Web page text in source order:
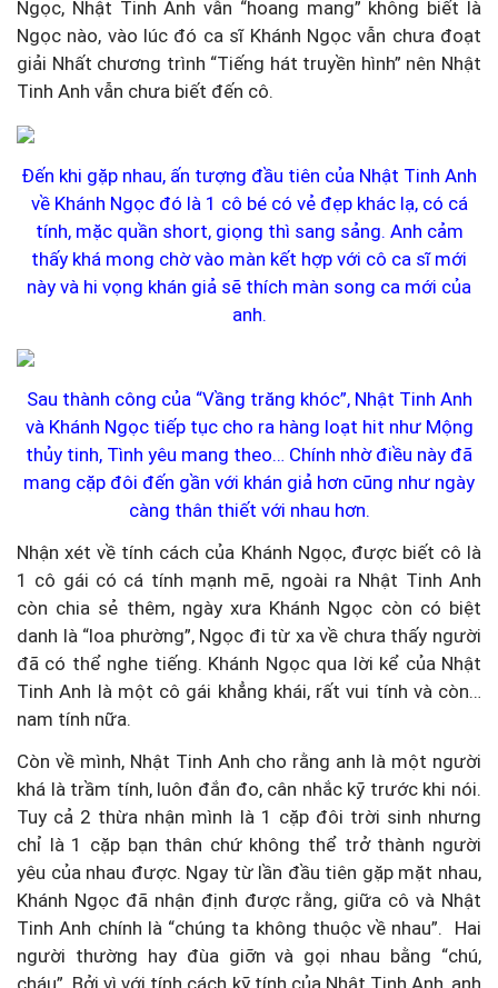
Ngọc, Nhật Tinh Anh vẫn “hoang mang” không biết là
Ngọc nào, vào lúc đó ca sĩ Khánh Ngọc vẫn chưa đoạt
giải Nhất chương trình “Tiếng hát truyền hình” nên Nhật
Tinh Anh vẫn chưa biết đến cô.
Đến khi gặp nhau, ấn tượng đầu tiên của Nhật Tinh Anh
về Khánh Ngọc đó là 1 cô bé có vẻ đẹp khác lạ, có cá
tính, mặc quần short, giọng thì sang sảng. Anh cảm
thấy khá mong chờ vào màn kết hợp với cô ca sĩ mới
này và hi vọng khán giả sẽ thích màn song ca mới của
anh.
Sau thành công của “Vầng trăng khóc”, Nhật Tinh Anh
và Khánh Ngọc tiếp tục cho ra hàng loạt hit như Mộng
thủy tinh, Tình yêu mang theo… Chính nhờ điều này đã
mang cặp đôi đến gần với khán giả hơn cũng như ngày
càng thân thiết với nhau hơn.
Nhận xét về tính cách của Khánh Ngọc, được biết cô là
1 cô gái có cá tính mạnh mẽ, ngoài ra Nhật Tinh Anh
còn chia sẻ thêm, ngày xưa Khánh Ngọc còn có biệt
danh là “loa phường”, Ngọc đi từ xa về chưa thấy người
đã có thể nghe tiếng. Khánh Ngọc qua lời kể của Nhật
Tinh Anh là một cô gái khẳng khái, rất vui tính và còn…
nam tính nữa.
Còn về mình, Nhật Tinh Anh cho rằng anh là một người
khá là trầm tính, luôn đắn đo, cân nhắc kỹ trước khi nói.
Tuy cả 2 thừa nhận mình là 1 cặp đôi trời sinh nhưng
chỉ là 1 cặp bạn thân chứ không thể trở thành người
yêu của nhau được. Ngay từ lần đầu tiên gặp mặt nhau,
Khánh Ngọc đã nhận định được rằng, giữa cô và Nhật
Tinh Anh chính là “chúng ta không thuộc về nhau”. Hai
người thường hay đùa giỡn và gọi nhau bằng “chú,
cháu”. Bởi vì với tính cách kỹ tính của Nhật Tinh Anh, anh